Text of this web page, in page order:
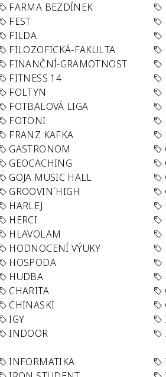
FARMA BEZDÍNEK
FEST
FILDA
FILOZOFICKÁ-FAKULTA
FINANČNÍ-GRAMOTNOST
FITNESS 14
FOLTYN
FOTBALOVÁ LIGA
FOTONI
FRANZ KAFKA
GASTRONOM
GEOCACHING
GOJA MUSIC HALL
GROOVIN´HIGH
HARLEJ
HERCI
HLAVOLAM
HODNOCENÍ VÝUKY
HOSPODA
HUDBA
CHARITA
CHINASKI
IGY
INDOOR
INFORMATIKA